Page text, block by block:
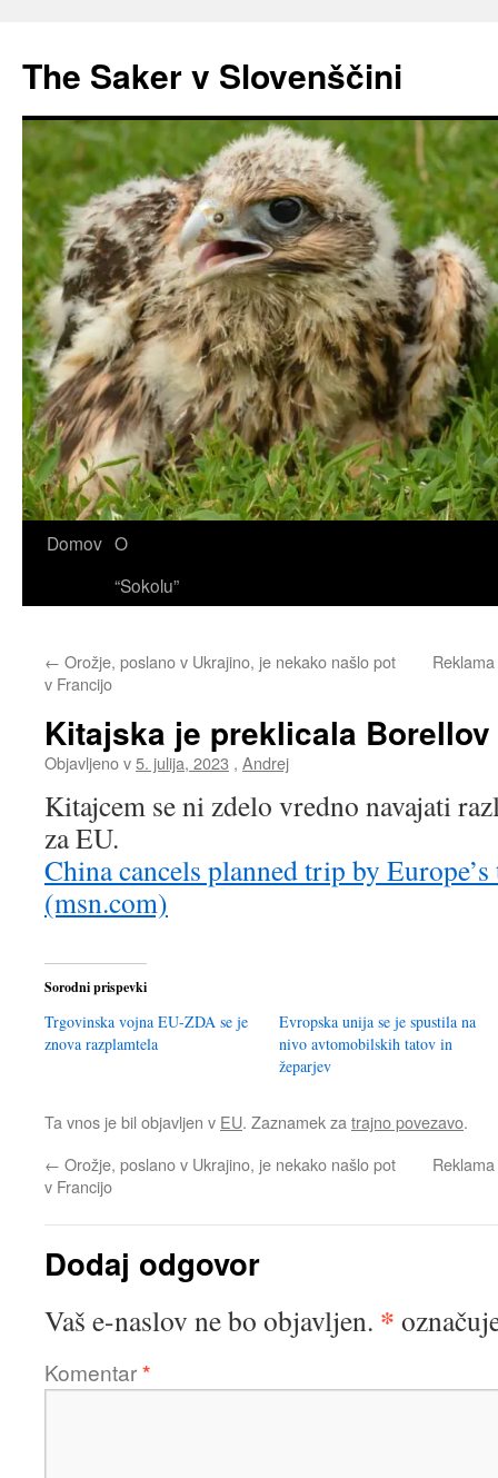
vsebino
The Saker v Slovenščini
Domov O
“Sokolu”
← Orožje, poslano v Ukrajino, je nekako našlo pot
v Francijo
Kitajska je preklicala
Objavljeno v5. julija, 2023 , Andrej
Kitajcem se ni zdelo vredno navajati
za EU.
China cancels planned trip by
(msn.com)
Sorodni prispevki
Trgovinska vojna EU-ZDA se je
znova razplamtela
Evropska unija se je spustila na
nivo avtomobilskih tatov in
žeparjev
Ta vnos je bil objavljen v EU. Zaznamek za trajno povezavo.
← Orožje, poslano v Ukrajino, je nekako našlo pot
v Francijo
Dodaj odgovor
Vaš e-naslov ne bo objavljen. *
Komentar*